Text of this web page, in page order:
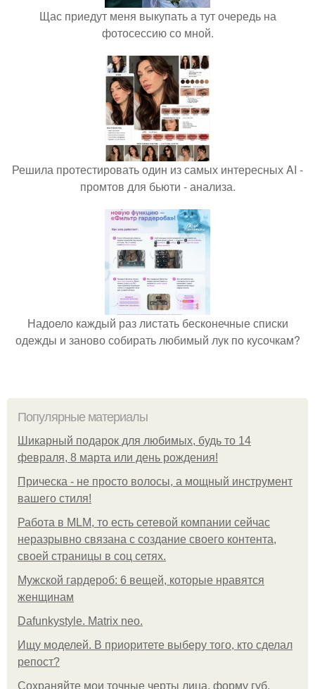
Щас приедут меня выкупать а тут очередь на
фотосессию со мной.
Решила протестировать один из самых интересных AI -
промтов для бьюти - анализа.
Надоело каждый раз листать бесконечные списки
одежды и заново собирать любимый лук по кусочкам?
Популярные материалы
Шикарный подарок для любимых, будь то 14
февраля, 8 марта или день рождения!
Прическа - не просто волосы, а мощный инструмент
вашего стиля!
Работа в MLM, то есть сетевой компании сейчас
неразрывно связана с создание своего контента,
своей страницы в соц сетях.
Мужской гардероб: 6 вещей, которые нравятся
женщинам
Dafunkystyle. Matrix neo.
Ищу моделей. В приоритете выберу того, кто сделал
репост?
Сохраняйте мои точные черты лица, форму губ,